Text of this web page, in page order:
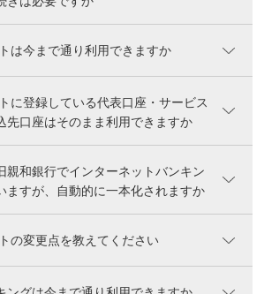
は今まで通り利用できますか
に登録している代表口座・サービス
先口座はそのまま利用できますか
親和銀行でインターネットバンキン
ますが、自動的に一本化されますか
の変更点を教えてください